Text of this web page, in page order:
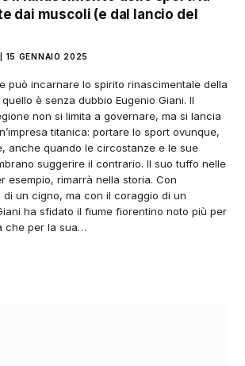
dai muscoli (e dal lancio del
15 GENNAIO 2025
può incarnare lo spirito rinascimentale della
è senza dubbio Eugenio Giani. Il
non si limita a governare, ma si lancia
titanica: portare lo sport ovunque,
anche quando le circostanze e le sue
suggerire il contrario. Il suo tuffo nelle
esempio, rimarrà nella storia. Con
di un cigno, ma con il coraggio di un
ha sfidato il fiume fiorentino noto più per
che per la sua…